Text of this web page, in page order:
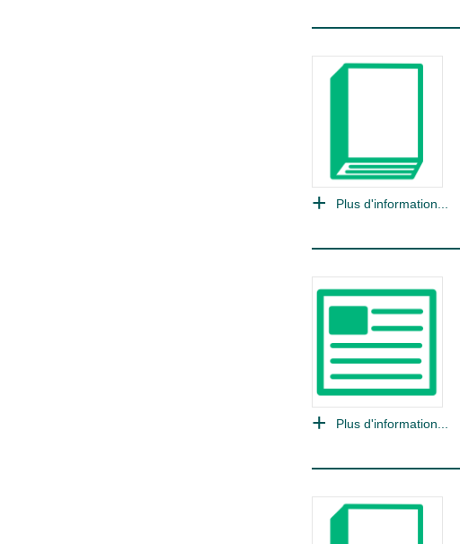
Plus d'information...
Plus d'information...